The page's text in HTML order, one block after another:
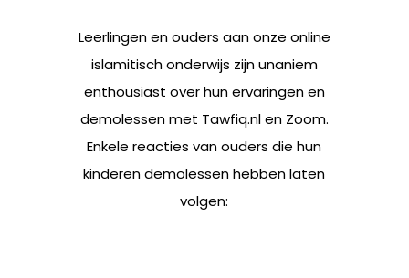
Leerlingen en ouders aan onze online
islamitisch onderwijs zijn unaniem
enthousiast over hun ervaringen en
demolessen met Tawfiq.nl en Zoom.
Enkele reacties van ouders die hun
kinderen demolessen hebben laten
volgen: